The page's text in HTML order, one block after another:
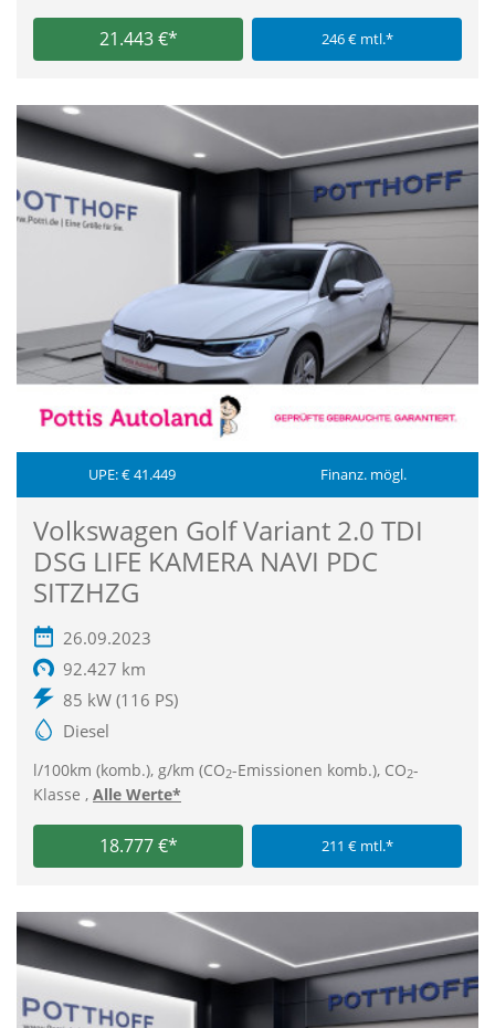
21.443 €* 246 € mtl.*
UPE: € 41.449 Finanz. mögl.
Volkswagen Golf Variant 2.0 TDI
DSG LIFE KAMERA NAVI PDC
SITZHZG
26.09.2023
92.427 km
85 kW (116 PS)
Diesel
l/100km (komb.), g/km (CO2-Emissionen komb.), CO2-
Klasse , Alle Werte*
18.777 €* 211 € mtl.*